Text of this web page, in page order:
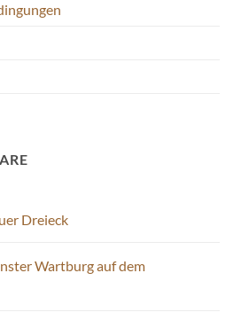
Dreieck
Wartburg auf dem